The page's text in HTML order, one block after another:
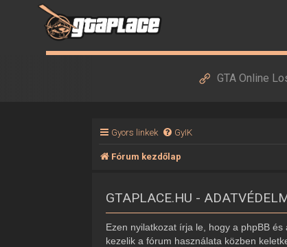
GTA Online
Gyors linkek GyIK
Fórum kezdőlap
GTAPLACE.HU -
Ezen nyilatkozat írja le, hogy a phpBB és
kezelik a fórum használata közben